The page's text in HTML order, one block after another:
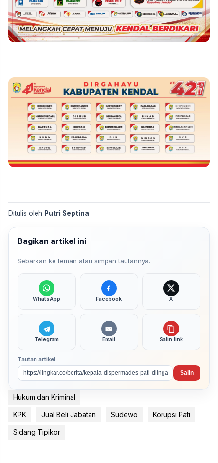
Ditulis oleh Putri Septina
Bagikan artikel ini
Sebarkan ke teman atau simpan tautannya.
WhatsApp Facebook X
Telegram Email Salin link
Tautan artikel
Salin
Hukum dan Kriminal
KPK Jual Beli Jabatan Sudewo Korupsi Pati
Sidang Tipikor